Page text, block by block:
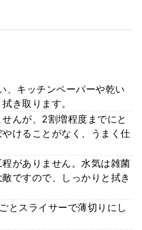
、キッチンペーパーや乾い
き取ります。
んが、2割増程度までにと
けることがなく、うまく仕
がありません。水気は雑菌
ですので、しっかりと拭き
とスライサーで薄切りにし